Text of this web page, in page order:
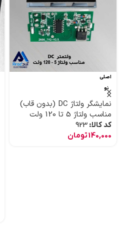
اصلی
نو
نمایشگر ولتاژ DC (بدون قاب)
مناسب ولتاژ 5 تا 120 ولت
کد کالا: 923
140,000تومان